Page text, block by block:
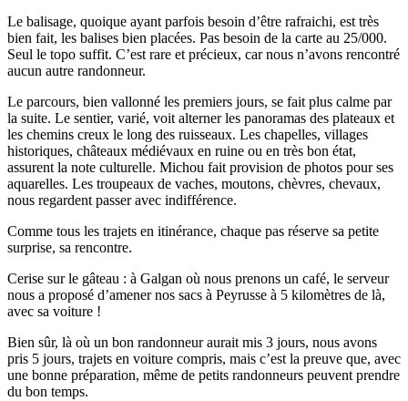
Le balisage, quoique ayant parfois besoin d’être rafraichi, est très
bien fait, les balises bien placées. Pas besoin de la carte au 25/000.
Seul le topo suffit. C’est rare et précieux, car nous n’avons rencontré
aucun autre randonneur.
Le parcours, bien vallonné les premiers jours, se fait plus calme par
la suite. Le sentier, varié, voit alterner les panoramas des plateaux et
les chemins creux le long des ruisseaux. Les chapelles, villages
historiques, châteaux médiévaux en ruine ou en très bon état,
assurent la note culturelle. Michou fait provision de photos pour ses
aquarelles. Les troupeaux de vaches, moutons, chèvres, chevaux,
nous regardent passer avec indifférence.
Comme tous les trajets en itinérance, chaque pas réserve sa petite
surprise, sa rencontre.
Cerise sur le gâteau : à Galgan où nous prenons un café, le serveur
nous a proposé d’amener nos sacs à Peyrusse à 5 kilomètres de là,
avec sa voiture !
Bien sûr, là où un bon randonneur aurait mis 3 jours, nous avons
pris 5 jours, trajets en voiture compris, mais c’est la preuve que, avec
une bonne préparation, même de petits randonneurs peuvent prendre
du bon temps.